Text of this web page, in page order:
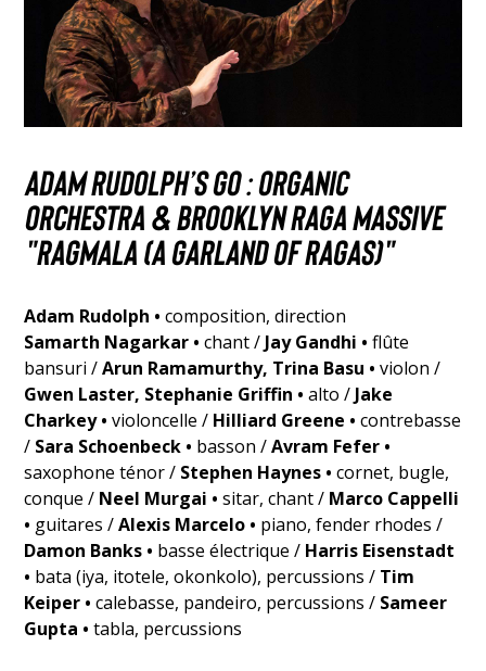
ADAM RUDOLPH’S GO : ORGANIC
ORCHESTRA & BROOKLYN RAGA MASSIVE
"Ragmala (A Garland of Ragas)"
Adam Rudolph • composition, direction
Samarth Nagarkar • chant / Jay Gandhi •flûte
bansuri /Arun Ramamurthy, Trina Basu • violon /
Gwen Laster, Stephanie Griffin • alto / Jake
Charkey • violoncelle / Hilliard Greene • contrebasse
/ Sara Schoenbeck • basson /Avram Fefer •
saxophone ténor / Stephen Haynes • cornet, bugle,
conque / Neel Murgai •sitar, chant / Marco Cappelli
• guitares /Alexis Marcelo • piano, fender rhodes /
Damon Banks • basse électrique / Harris Eisenstadt
• bata (iya, itotele, okonkolo), percussions / Tim
Keiper •calebasse, pandeiro, percussions / Sameer
Gupta •tabla, percussions